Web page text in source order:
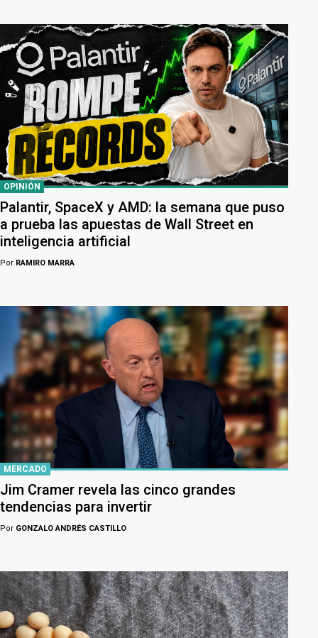
OPINIÓN
Palantir, SpaceX y AMD: la semana que puso
a prueba las apuestas de Wall Street en
inteligencia artificial
Por RAMIRO MARRA
MERCADO
Jim Cramer revela las cinco grandes
tendencias para invertir
Por GONZALO ANDRÉS CASTILLO